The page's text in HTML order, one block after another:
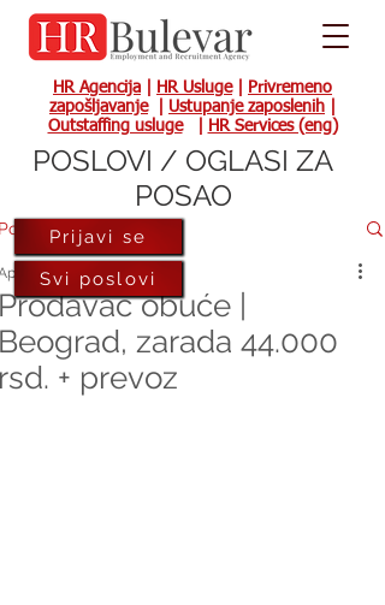
HR Agencija HR Usluge|
Privremeno
zapošljavanje| Ustupanje zaposlenih
Outstaffing usluge| HR Services (eng)
obuće |
zarada 44.000
+ prevoz
10, 2023
Prijavi se
Svi poslovi
POSLOVI / OGLASI ZA
POSAO